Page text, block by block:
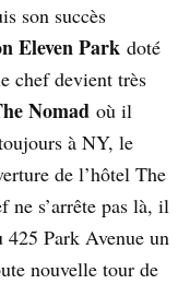
son succès
Eleven Park doté
chef devient très
Nomad où il
à NY, le
de l’hôtel The
ne s’arrête pas là, il
425 Park Avenue un
nouvelle tour de